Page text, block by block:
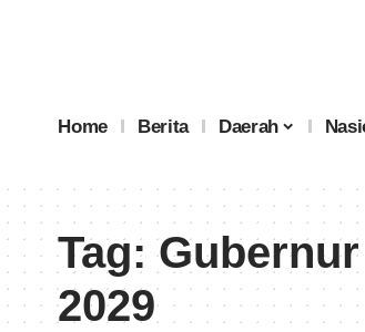
Home Berita Daerah
Tag:
2029